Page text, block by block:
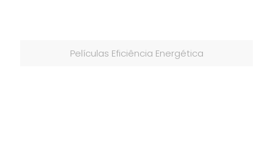
Películas Eficiência Energética